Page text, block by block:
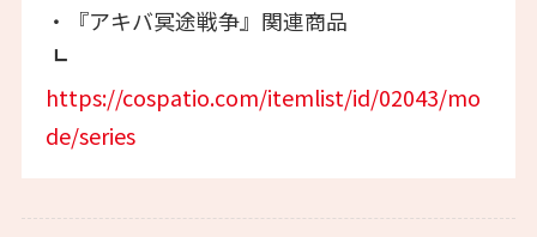
・『アキバ冥途戦争』関連商品
┗
https://cospatio.com/itemlist/id/02043/mo
de/series